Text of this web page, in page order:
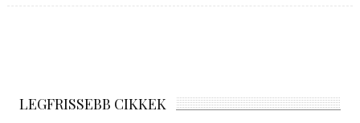
LEGFRISSEBB CIKKEK